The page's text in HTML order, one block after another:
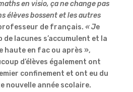
en visio, ça ne change pas
élèves bossent et les autres
de français. « Je
de lacunes s’accumulent et la
haute en fac ou après »,
d’élèves également ont
confinement et ont eu du
nouvelle année scolaire.